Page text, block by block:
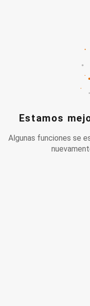
Estamos
Algunas funciones se